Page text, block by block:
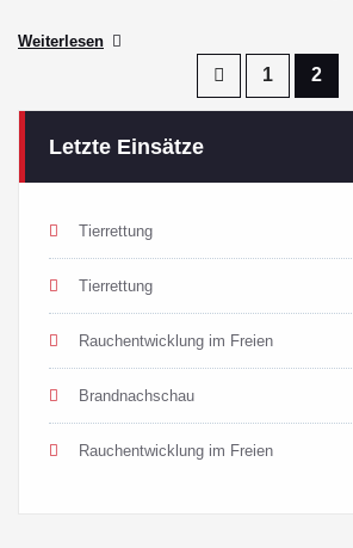
Weiterlesen
Seitennummerierung
Beiträge
1 2
Letzte Einsätze
Tierrettung
Tierrettung
Rauchentwicklung im Freien
Brandnachschau
Rauchentwicklung im Freien